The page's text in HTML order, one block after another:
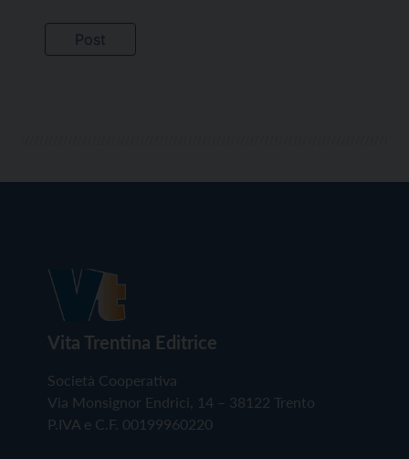
Vita Trentina Editrice
Società Cooperativa
Via Monsignor Endrici, 14 – 38122 Trento
P.IVA e C.F. 00199960220